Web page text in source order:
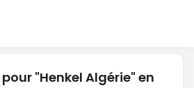
"Henkel Algérie" en